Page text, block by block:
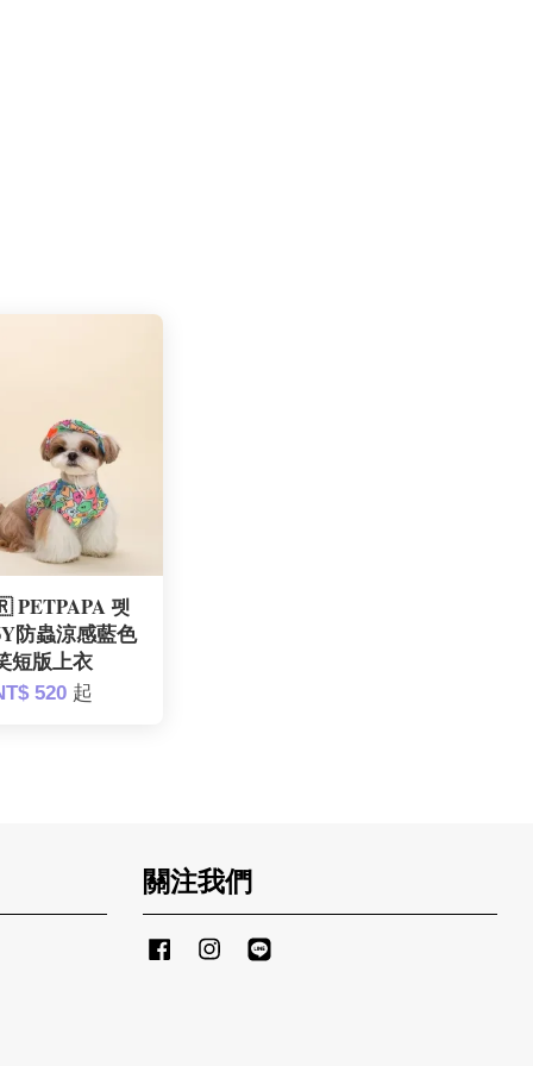
펫
防蟲涼感藍色
短版上衣
520 起
關注我們
FacebookInstagram